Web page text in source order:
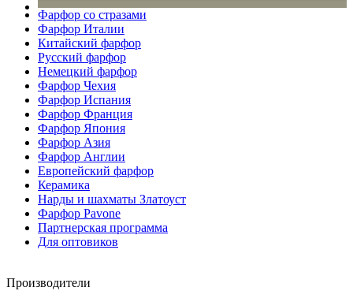
Фарфор со стразами
Фарфор Италии
Китайский фарфор
Русский фарфор
Немецкий фарфор
Фарфор Чехия
Фарфор Испания
Фарфор Франция
Фарфор Япония
Фарфор Азия
Фарфор Англии
Европейский фарфор
Керамика
Нарды и шахматы Златоуст
Фарфор Pavone
Партнерская программа
Для оптовиков
Производители